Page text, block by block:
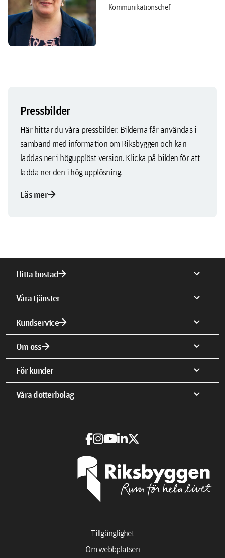
Kommunikationschef
Pressbilder
Här hittar du våra pressbilder. Bilderna får användas i
samband med information om Riksbyggen och kan
laddas ner i högupplöst version. Klicka på bilden för att
ladda ner den i hög upplösning.
Läs merarrow_forward
Hitta bostadarrow_forward expand_more
Våra tjänster expand_more
Kundservicearrow_forward expand_more
Om ossarrow_forward expand_more
För kunder expand_more
Våra dotterbolag expand_more
Om webbplatsen
Tillgänglighet